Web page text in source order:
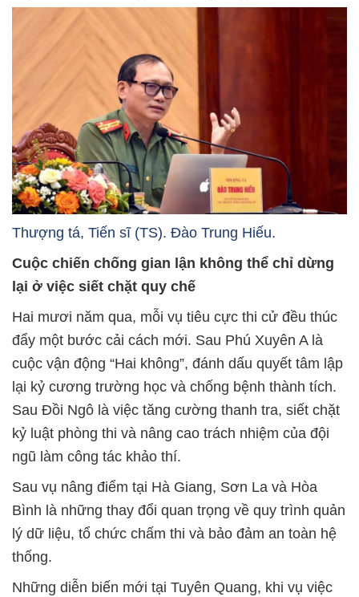
Thượng tá, Tiến sĩ (TS). Đào Trung Hiếu.
Cuộc chiến chống gian lận không thể chỉ dừng
lại ở việc siết chặt quy chế
Hai mươi năm qua, mỗi vụ tiêu cực thi cử đều thúc
đẩy một bước cải cách mới. Sau Phú Xuyên A là
cuộc vận động “Hai không”, đánh dấu quyết tâm lập
lại kỷ cương trường học và chống bệnh thành tích.
Sau Đồi Ngô là việc tăng cường thanh tra, siết chặt
kỷ luật phòng thi và nâng cao trách nhiệm của đội
ngũ làm công tác khảo thí.
Sau vụ nâng điểm tại Hà Giang, Sơn La và Hòa
Bình là những thay đổi quan trọng về quy trình quản
lý dữ liệu, tổ chức chấm thi và bảo đảm an toàn hệ
thống.
Những diễn biến mới tại Tuyên Quang, khi vụ việc